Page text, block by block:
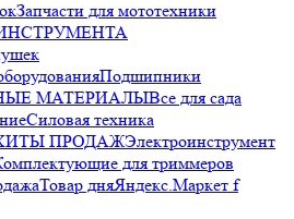
Запчасти для мототехники
Подшипники
МАТЕРИАЛЫВсе для сада
Силовая техника
ПРОДАЖЭлектроинструмент
для триммеров
Товар дняЯндекс.Маркет f